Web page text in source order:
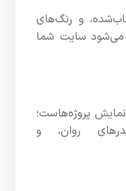
و رنگ‌های
سایت شما
پروژه‌هاست؛
روان، و